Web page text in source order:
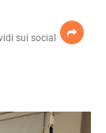
sui social